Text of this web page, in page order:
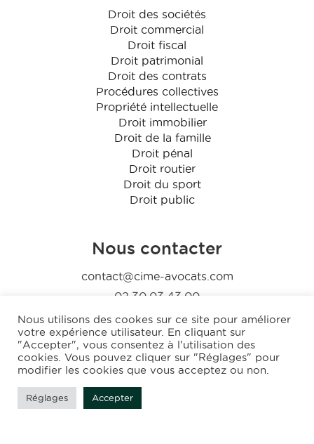
Droit des sociétés
Droit commercial
Droit fiscal
Droit patrimonial
Droit des contrats
Procédures collectives
Propriété intellectuelle
Droit immobilier
Droit de la famille
Droit pénal
Droit routier
Droit du sport
Droit public
Nous contacter
contact@cime-avocats.com
02.30.03.43.00
Nous suivre
Nous utilisons des cookes sur ce site pour améliorer
votre expérience utilisateur. En cliquant sur
"Accepter", vous consentez à l'utilisation des
cookies. Vous pouvez cliquer sur "Réglages" pour
modifier les cookies que vous acceptez ou non.
Réglages Accepter